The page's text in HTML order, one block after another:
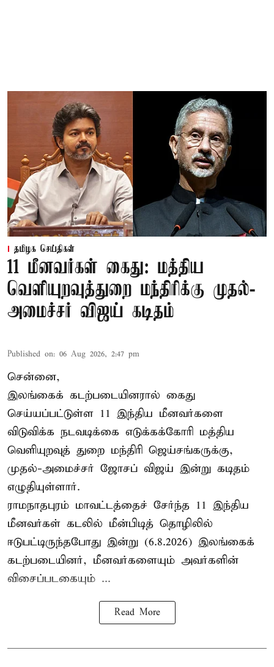
தமிழக செய்திகள்
11 மீனவர்கள் கைது: மத்திய
வெளியுறவுத்துறை மந்திரிக்கு முதல்-
அமைச்சர் விஜய் கடிதம்
Published on: 06 Aug 2026, 2:47 pm
சென்னை,
இலங்கைக் கடற்படையினரால் கைது
செய்யப்பட்டுள்ள 11 இந்திய மீனவர்களை
விடுவிக்க நடவடிக்கை எடுக்கக்கோரி மத்திய
வெளியுறவுத் துறை மந்திரி ஜெய்சங்கருக்கு,
முதல்-அமைச்சர் ஜோசப் விஜய் இன்று கடிதம்
எழுதியுள்ளார்.
ராமநாதபுரம் மாவட்டத்தைச் சேர்ந்த 11 இந்திய
மீனவர்கள் கடலில் மீன்பிடித் தொழிலில்
ஈடுபட்டிருந்தபோது இன்று (6.8.2026) இலங்கைக்
கடற்படையினர், மீனவர்களையும் அவர்களின்
விசைப்படகையும் ...
Read More